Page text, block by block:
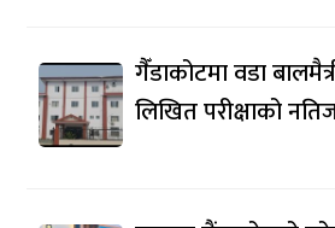
गैँडाकोटमा वडा
लिखित परीक्षाको